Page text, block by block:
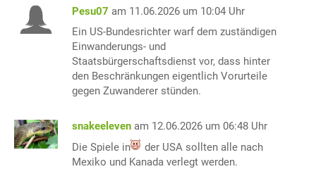
Pesu07 am 11.06.2026 um 10:04 Uhr
Ein US-Bundesrichter warf dem zuständigen
Einwanderungs- und
Staatsbürgerschaftsdienst vor, dass hinter
den Beschränkungen eigentlich Vorurteile
gegen Zuwanderer stünden.
snakeeleven am 12.06.2026 um 06:48 Uhr
Die Spiele in
der USA sollten alle nach
Mexiko und Kanada verlegt werden.